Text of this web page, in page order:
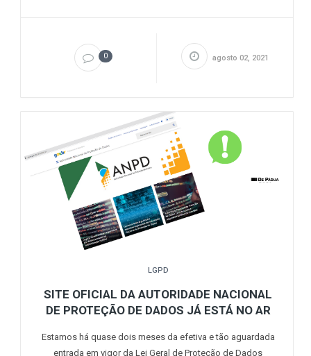
0 agosto 02, 2021
LGPD
SITE OFICIAL DA AUTORIDADE NACIONAL
DE PROTEÇÃO DE DADOS JÁ ESTÁ NO AR
Estamos há quase dois meses da efetiva e tão aguardada
entrada em vigor da Lei Geral de Proteção de Dados